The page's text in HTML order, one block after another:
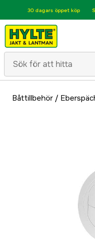
30 dagars öppet köp
Båttillbehör/